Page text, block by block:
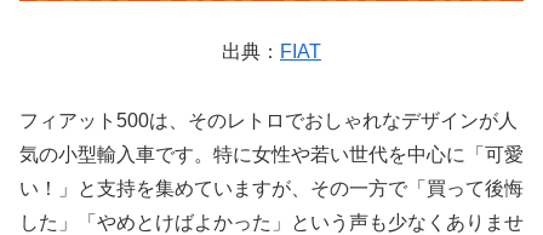
出典： FIAT
フィアット500は、そのレトロでおしゃれなデザインが人
気の小型輸入車です。特に女性や若い世代を中心に「可愛
い！」と支持を集めていますが、その一方で「買って後悔
した」「やめとけばよかった」という声も少なくありませ